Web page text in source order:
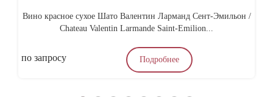
Вино красное сухое Шато Валентин Ларманд Сент-Эмильон /
Chateau Valentin Larmande Saint-Emilion...
по запросу Подробнее